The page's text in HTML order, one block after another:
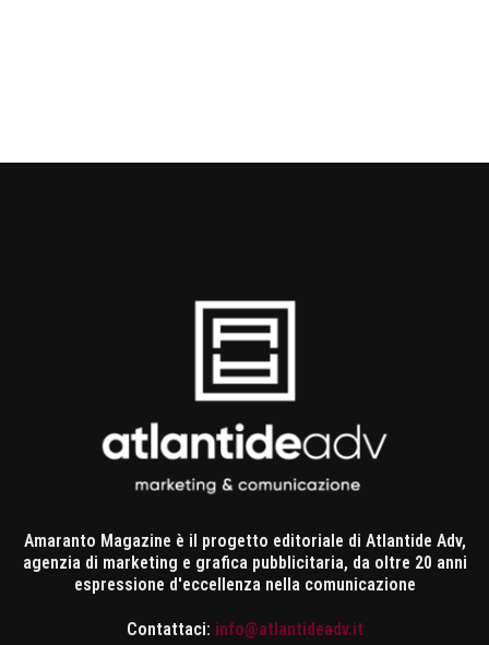
Amaranto Magazine è il progetto editoriale di Atlantide Adv,
agenzia di marketing e grafica pubblicitaria, da oltre 20 anni
espressione d'eccellenza nella comunicazione
Contattaci: info@atlantideadv.it